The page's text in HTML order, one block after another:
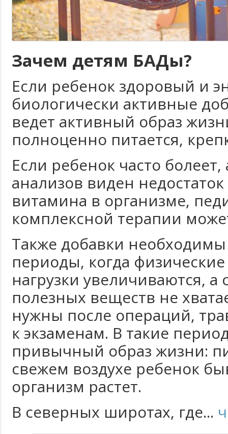
Зачем детям БАДы?
Если ребенок здоровый и
биологически активные
ведет активный образ
полноценно питается,
Если ребенок часто
анализов виден
витамина в организме,
комплексной терапии
Также добавки
периоды, когда
нагрузки увеличиваются,
полезных веществ не
нужны после операций,
к экзаменам. В такие
привычный образ жизни:
свежем воздухе ребенок
организм растет.
В северных широтах, где...